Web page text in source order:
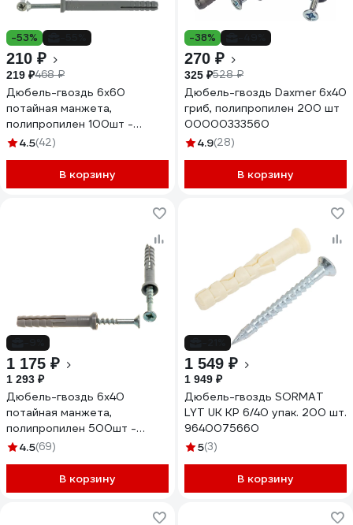
-53%
210 ₽
219 ₽468 ₽
Дюбель-гвоздь 6х60
потайная манжета,
полипропилен 100шт -
ведро Tech-Krep 101468
4.5(42)
В корзину
-38%
270 ₽
325 ₽528 ₽
Дюбель-гвоздь Daxmer 6х40
гриб, полипропилен 200 шт
00000333560
4.9(28)
В корзину
1 175 ₽
1 293 ₽
Дюбель-гвоздь 6х40
потайная манжета,
полипропилен 500шт -
ведро Tech-Krep 113144
4.5(69)
В корзину
1 549 ₽
1 949 ₽
Дюбель-гвоздь SORMAT
LYT UK KP 6/40 упак. 200 шт.
9640075660
5(3)
В корзину